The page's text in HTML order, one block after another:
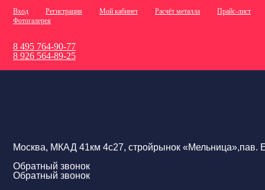
Вход Регистрация Мой кабинет Расчёт металла
Прайс-лист
Фотогалерея
8 495 764-90-77
8 926 564-89-25
Москва, МКАД 41км 4с27, стройрынок «Мельница»,пав.
Обратный звонок
Обратный звонок